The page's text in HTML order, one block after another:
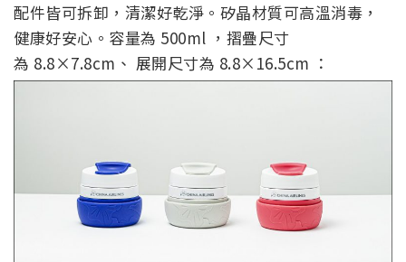
配件皆可拆卸，清潔好乾淨。矽晶材質可高溫消毒，
健康好安心。容量為 500ml ，摺疊尺寸
為 8.8×7.8cm、 展開尺寸為 8.8×16.5cm ：